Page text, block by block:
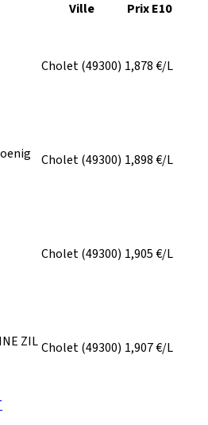
Ville Prix E10
Cholet(49300) 1,878€/L
Cholet(49300) 1,898€/L
Cholet(49300) 1,905€/L
ZILCholet(49300) 1,907€/L